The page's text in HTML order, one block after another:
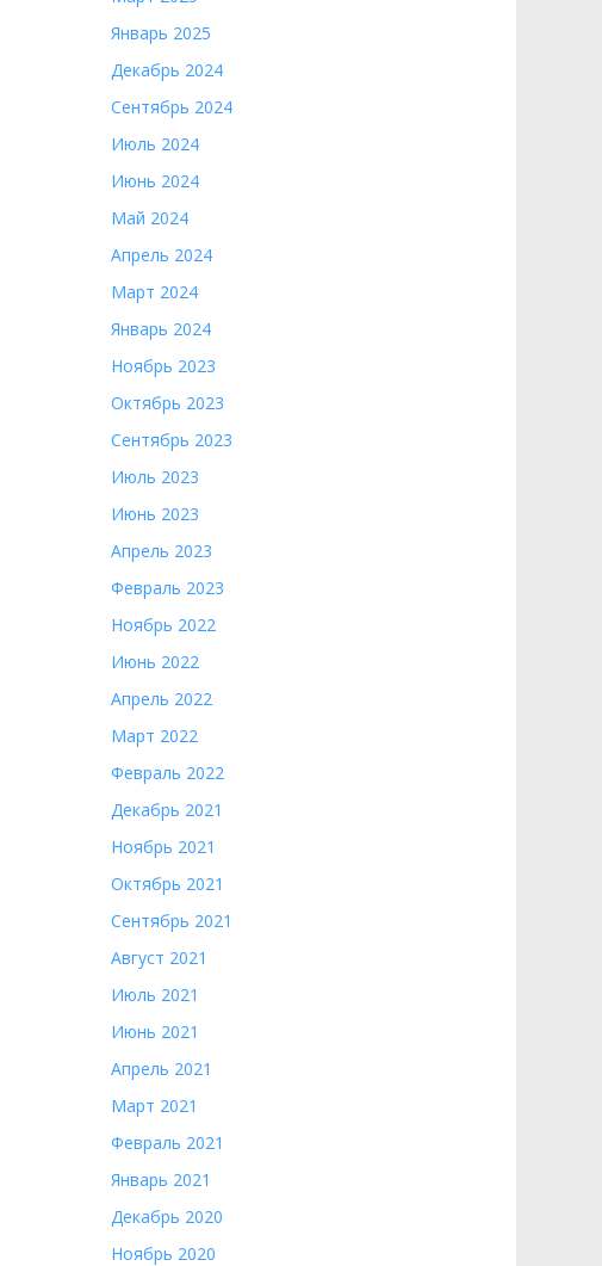
Январь 2025
Декабрь 2024
Сентябрь 2024
Июль 2024
Июнь 2024
Май 2024
Апрель 2024
Март 2024
Январь 2024
Ноябрь 2023
Октябрь 2023
Сентябрь 2023
Июль 2023
Июнь 2023
Апрель 2023
Февраль 2023
Ноябрь 2022
Июнь 2022
Апрель 2022
Март 2022
Февраль 2022
Декабрь 2021
Ноябрь 2021
Октябрь 2021
Сентябрь 2021
Август 2021
Июль 2021
Июнь 2021
Апрель 2021
Март 2021
Февраль 2021
Январь 2021
Декабрь 2020
Ноябрь 2020